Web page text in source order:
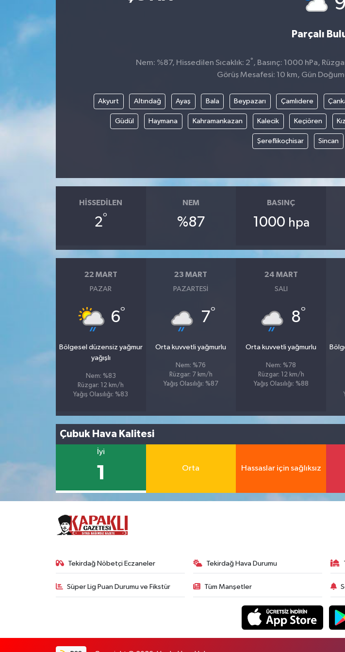
Parçalı
Nem: %87, Hissedilen Sıcaklık: 2° , Basınç: 1000 hPa,
Görüş Mesafesi: 10 km, Gün
Akyurt Altındağ Ayaş Bala Beypazarı Çamlıdere
Güdül Haymana Kahramankazan Kalecik Keçiören
Şereflikoçhisar Sincan
HISSEDILEN
2°
NEM
%87
BASINÇ
1000 hpa
22 MART
PAZAR
6°
Bölgesel düzensiz yağmur
yağışlı
Nem: %83
Rüzgar: 12 km/h
Yağış Olasılığı: %83
23 MART
PAZARTESI
7°
Orta kuvvetli yağmurlu
Nem: %76
Rüzgar: 7 km/h
Yağış Olasılığı: %87
24 MART
SALI
8°
Orta kuvvetli yağmurlu
Nem: %78
Rüzgar: 12 km/h
Yağış Olasılığı: %88
Çubuk Hava Kalitesi
İyi
1 Orta Hassaslar için sağlıksız
Tekirdağ Nöbetçi Eczaneler Tekirdağ Hava Durumu
Süper Lig Puan Durumu ve Fikstür Tüm Manşetler